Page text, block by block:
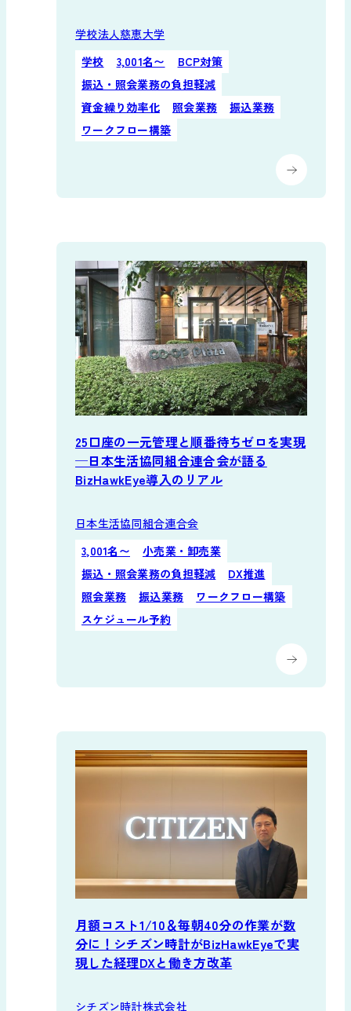
学校法人慈恵大学
学校
3,001名〜
BCP対策
振込・照会業務の負担軽減
資金繰り効率化
照会業務
振込業務
ワークフロー構築
25口座の一元管理と順番待ちゼロを実現
─日本生活協同組合連合会が語る
BizHawkEye導入のリアル
日本生活協同組合連合会
3,001名〜
小売業・卸売業
振込・照会業務の負担軽減
DX推進
照会業務
振込業務
ワークフロー構築
スケジュール予約
月額コスト1/10＆毎朝40分の作業が数
分に！シチズン時計がBizHawkEyeで実
現した経理DXと働き方改革
シチズン時計株式会社